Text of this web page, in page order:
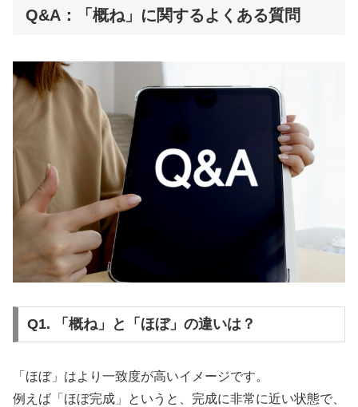
Q&A：「概ね」に関するよくある質問
Q1. 「概ね」と「ほぼ」の違いは？
「ほぼ」はより一致度が高いイメージです。
例えば「ほぼ完成」というと、完成に非常に近い状態で、